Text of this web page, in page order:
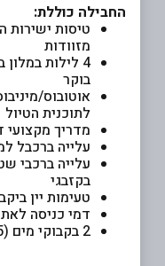
החבילה כוללת:
טיסות ישירות
מזוודות
4 לילות
בוקר
אוטובוס/
לתוכנית הטיול
מדריך מקצועי
עלייה ברכבל
בקזבגי
טעימות יין
דמי כניסה
2 בקבוקי מים (0.5 ליטר) לאדם ביום